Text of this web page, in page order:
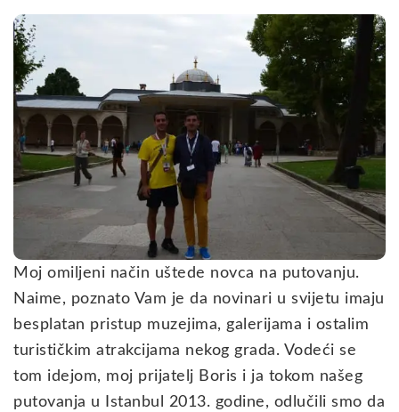
Moj omiljeni način uštede novca na putovanju.
Naime, poznato Vam je da novinari u svijetu imaju
besplatan pristup muzejima, galerijama i ostalim
turističkim atrakcijama nekog grada. Vodeći se
tom idejom, moj prijatelj Boris i ja tokom našeg
putovanja u Istanbul 2013. godine, odlučili smo da